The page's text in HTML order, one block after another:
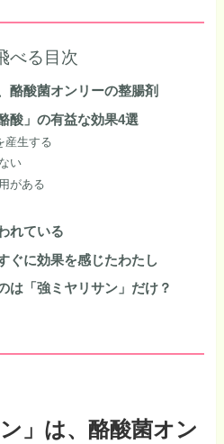
べる目次
酪酸菌オンリーの整腸剤
酸」の有益な効果4選
産生する
い
がある
れている
ぐに効果を感じたわたし
は「強ミヤリサン」だけ？
」は、酪酸菌オン